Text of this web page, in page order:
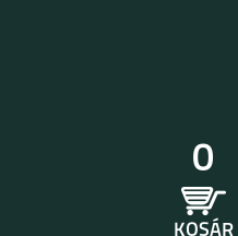
0
KOSÁR